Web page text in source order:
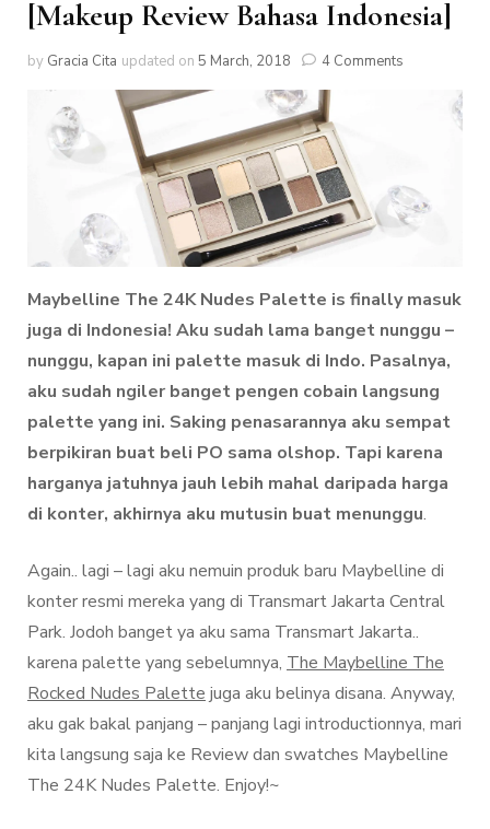
[Makeup Review Bahasa Indonesia]
by Gracia Cita updated on 5 March, 2018 4 Comments
Maybelline The 24K Nudes Palette is finally masuk
juga di Indonesia! Aku sudah lama banget nunggu –
nunggu, kapan ini palette masuk di Indo. Pasalnya,
aku sudah ngiler banget pengen cobain langsung
palette yang ini. Saking penasarannya aku sempat
berpikiran buat beli PO sama olshop. Tapi karena
harganya jatuhnya jauh lebih mahal daripada harga
di konter, akhirnya aku mutusin buat menunggu.
Again.. lagi – lagi aku nemuin produk baru Maybelline di
konter resmi mereka yang di Transmart Jakarta Central
Park. Jodoh banget ya aku sama Transmart Jakarta..
karena palette yang sebelumnya, The Maybelline The
Rocked Nudes Palettejuga aku belinya disana. Anyway,
aku gak bakal panjang – panjang lagi introductionnya, mari
kita langsung saja ke Review dan swatches Maybelline
The 24K Nudes Palette. Enjoy!~